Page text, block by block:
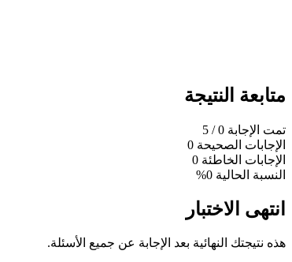
متابعة النتيجة
تمت الإجابة 0
/ 5
الإجابات الصحيحة 0
الإجابات الخاطئة 0
النسبة الحالية 0%
انتهى الاختبار
هذه نتيجتك النهائية بعد الإجابة عن جميع الأسئلة.